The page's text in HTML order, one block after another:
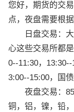
您好，期货的交
点，夜盘需要根
日盘交易：大
心这些交易所都
0--11:30，
3:00--15:00，国
夜盘交易：
铜，铝，镍，铅